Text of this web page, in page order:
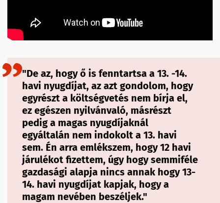
"De az, hogy ő is fenntartsa a 13. -14.
havi nyugdíjat, az azt gondolom, hogy
egyrészt a költségvetés nem bírja el,
ez egészen nyilvánvaló, másrészt
pedig a magas nyugdíjaknál
egyáltalán nem indokolt a 13. havi
sem. Én arra emlékszem, hogy 12 havi
járulékot fizettem, úgy hogy semmiféle
gazdasági alapja nincs annak hogy 13-
14. havi nyugdíjat kapjak, hogy a
magam nevében beszéljek."